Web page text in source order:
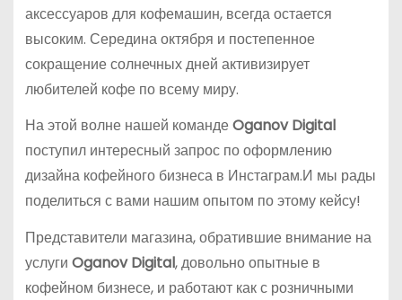
аксессуаров для кофемашин, всегда остается
высоким. Середина октября и постепенное
сокращение солнечных дней активизирует
любителей кофе по всему миру.
На этой волне нашей командеOganov Digital
поступил интересный запрос по оформлению
дизайна кофейного бизнеса в Инстаграм.И мы рады
поделиться с вами нашим опытом по этому кейсу!
Представители магазина, обратившие внимание на
услуги Oganov Digital, довольно опытные в
кофейном бизнесе, и работают как с розничными